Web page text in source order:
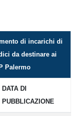
di incarichi di
da destinare ai
Palermo
DATA DI
PUBBLICAZIONE